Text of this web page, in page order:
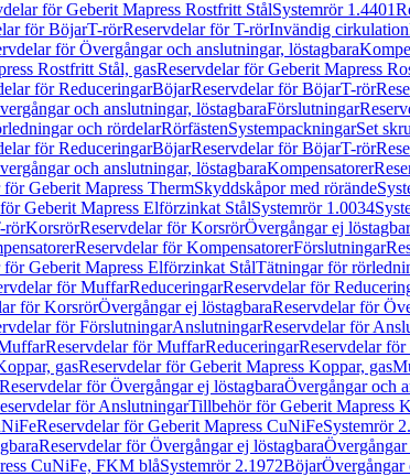
för Geberit Mapress Rostfritt StålSystemrör 1.4401
för BöjarT-rörReservdelar för T-rörInvändig cirkulation
för Övergångar och anslutningar, löstagbara
Rostfritt Stål, gasReservdelar för Geberit Mapress
för ReduceringarBöjarReservdelar för BöjarT-rör
och anslutningar, löstagbaraFörslutningar
och rördelarRörfästenSystempackningarSet
för ReduceringarBöjarReservdelar för BöjarT-rör
och anslutningar, löstagbaraKompensatorer
Geberit Mapress ThermSkyddskåpor med rörände
Geberit Mapress Elförzinkat StålSystemrör 1.0034
rörKorsrörReservdelar för KorsrörÖvergångar ej
Reservdelar för KompensatorerFörslutningar
Geberit Mapress Elförzinkat StålTätningar för
för MuffarReduceringarReservdelar för
för KorsrörÖvergångar ej löstagbaraReservdelar för
för FörslutningarAnslutningarReservdelar för
Reservdelar för MuffarReduceringarReservdelar
gasReservdelar för Geberit Mapress Koppar, gas
Reservdelar för Övergångar ej löstagbaraÖvergångar och
för AnslutningarTillbehör för Geberit Mapress
Reservdelar för Geberit Mapress CuNiFeSystemrör
Reservdelar för Övergångar ej löstagbaraÖvergångar
CuNiFe, FKM blåSystemrör 2.1972BöjarÖvergångar